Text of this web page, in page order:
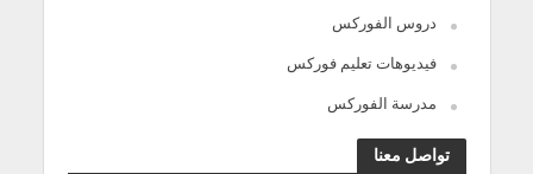
دروس الفوركس
فيديوهات تعليم فوركس
مدرسة الفوركس
تواصل معنا